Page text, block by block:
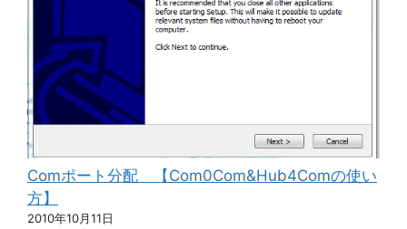
Comポート分配 【Com0Com&Hub4Comの使い
方】
2010年10月11日